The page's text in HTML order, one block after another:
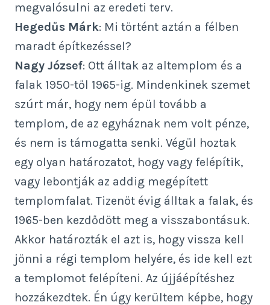
megvalósulni az eredeti terv.
Hegedűs Márk: Mi történt aztán a félben
maradt építkezéssel?
Nagy József: Ott álltak az altemplom és a
falak 1950-től 1965-ig. Mindenkinek szemet
szúrt már, hogy nem épül tovább a
templom, de az egyháznak nem volt pénze,
és nem is támogatta senki. Végül hoztak
egy olyan határozatot, hogy vagy felépítik,
vagy lebontják az addig megépített
templomfalat. Tizenöt évig álltak a falak, és
1965-ben kezdődött meg a visszabontásuk.
Akkor határozták el azt is, hogy vissza kell
jönni a régi templom helyére, és ide kell ezt
a templomot felépíteni. Az újjáépítéshez
hozzákezdtek. Én úgy kerültem képbe, hogy